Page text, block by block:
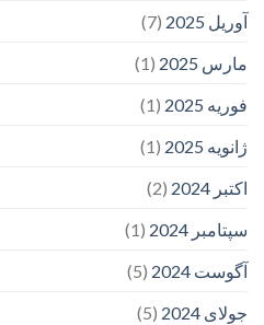
آوریل 2025
(7)
مارس 2025
(1)
فوریه 2025
(1)
ژانویه 2025
(1)
اکتبر 2024
(2)
سپتامبر 2024
(1)
آگوست 2024
(5)
جولای 2024
(5)